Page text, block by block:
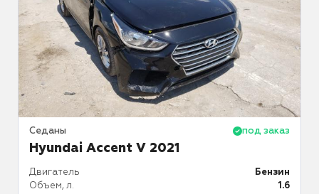
Седаны под заказ
Hyundai Accent V 2021
Двигатель
Бензин
Объем, л.
1.6